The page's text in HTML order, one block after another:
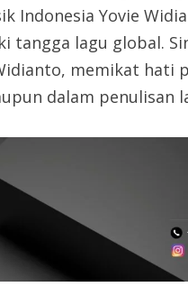
Indonesia Yovie
lagu global.
memikat hati
dalam penulisan